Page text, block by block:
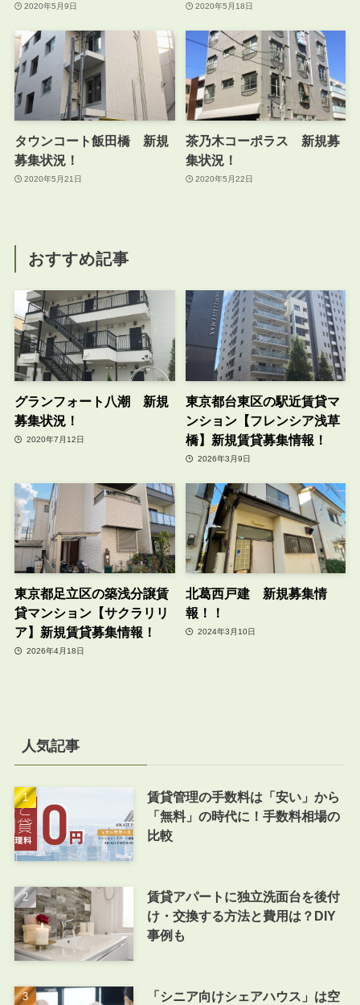
2020年5月9日 2020年5月18日
タウンコート飯田橋 新規
募集状況！
2020年5月21日
茶乃木コーポラス 新規募
集状況！
2020年5月22日
おすすめ記事
グランフォート八潮 新規
募集状況！
2020年7月12日
東京都台東区の駅近賃貸マ
ンション【フレンシア浅草
橋】新規賃貸募集情報！
2026年3月9日
東京都足立区の築浅分譲賃
貸マンション【サクラリリ
ア】新規賃貸募集情報！
2026年4月18日
北葛西戸建 新規募集情
報！！
2024年3月10日
人気記事
賃貸管理の手数料は「安い」から
「無料」の時代に！手数料相場の
比較
賃貸アパートに独立洗面台を後付
け・交換する方法と費用は？DIY
事例も
「シニア向けシェアハウス」は空